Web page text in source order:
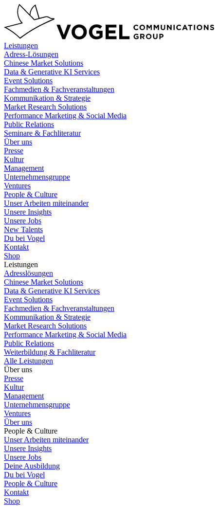
Zum
Inhalt
springen
Leistungen
Adress-Lösungen
Chinese Market Solutions
Data & Generative KI Services
Event Solutions
Fachmedien & Fachveranstaltungen
Kommunikation & Strategie
Market Research Solutions
Performance Marketing & Social Media
Public Relations
Seminare & Fachliteratur
Über uns
Presse
Kultur
Management
Unternehmensgruppe
Ventures
People & Culture
Unser Arbeiten miteinander
Unsere Insights
Unsere Jobs
New Talents
Du bei Vogel
Kontakt
Shop
Leistungen
Adresslösungen
Chinese Market Solutions
Data & Generative KI Services
Event Solutions
Fachmedien & Fachveranstaltungen
Kommunikation & Strategie
Market Research Solutions
Performance Marketing & Social Media
Public Relations
Weiterbildung & Fachliteratur
Alle Leistungen
Über uns
Presse
Kultur
Management
Unternehmensgruppe
Ventures
Über uns
People & Culture
Unser Arbeiten miteinander
Unsere Insights
Unsere Jobs
Deine Ausbildung
Du bei Vogel
People & Culture
Kontakt
Shop